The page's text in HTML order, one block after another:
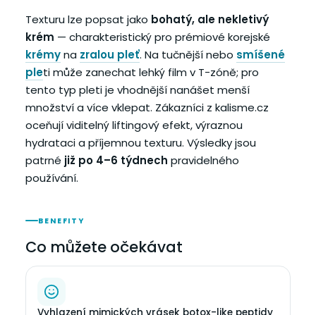
Texturu lze popsat jako bohatý, ale nekletivý
krém — charakteristický pro prémiové korejské
krémyna zralou pleť. Na tučnější nebo smíšené
pleti může zanechat lehký film v T-zóně; pro
tento typ pleti je vhodnější nanášet menší
množství a více vklepat. Zákazníci z kalisme.cz
oceňují viditelný liftingový efekt, výraznou
hydrataci a příjemnou texturu. Výsledky jsou
patrné již po 4–6 týdnech pravidelného
používání.
BENEFITY
Co můžete očekávat
Vyhlazení mimických vrásek botox-like peptidy